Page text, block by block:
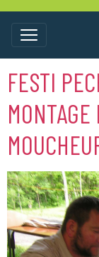
FESTI